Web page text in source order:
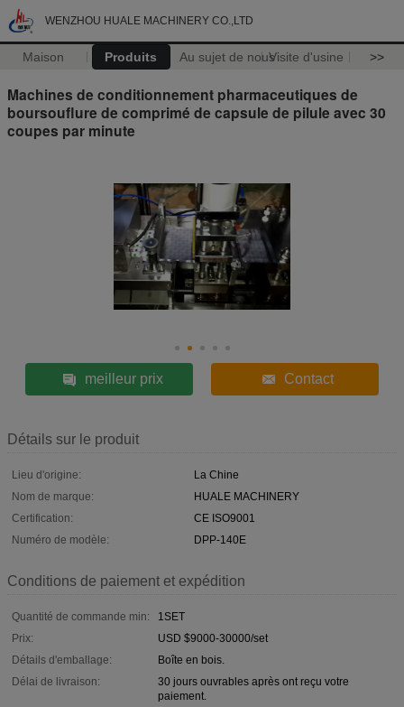
WENZHOU HUALE MACHINERY CO.,LTD
Maison Produits Au sujet de nousVisite d'usine >>
Machines de conditionnement pharmaceutiques de
boursouflure de comprimé de capsule de pilule avec 30
coupes par minute
meilleur prix Contact
Détails sur le produit
Lieu d'origine:
La Chine
Nom de marque:
HUALE MACHINERY
Certification:
CE ISO9001
Numéro de modèle:
DPP-140E
Conditions de paiement et expédition
Quantité de commande min:
1SET
Prix:
USD $9000-30000/set
Détails d'emballage:
Boîte en bois.
Délai de livraison:
30 jours ouvrables après ont reçu votre
paiement.